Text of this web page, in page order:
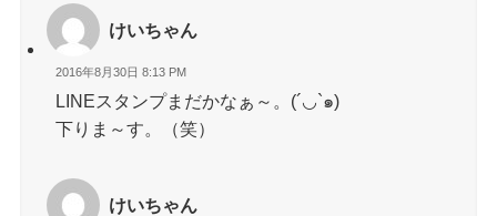
けいちゃん
2016年8月30日 8:13 PM
LINEスタンプまだかなぁ～。(´◡`๑)
下りま～す。（笑）
けいちゃん